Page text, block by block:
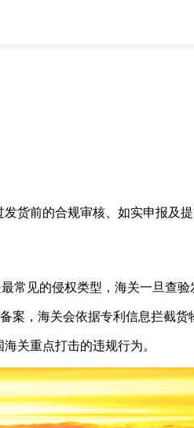
前的合规审核、如实申报及
见的侵权类型，海关一旦查验
，海关会依据专利信息拦截货
关重点打击的违规行为。